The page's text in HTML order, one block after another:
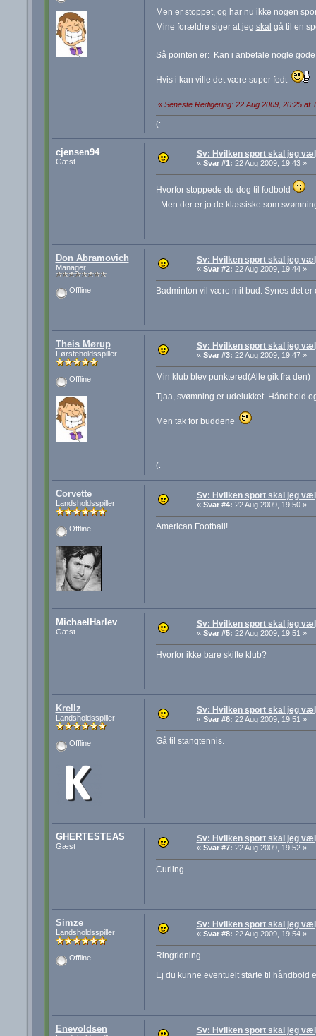
Men er stoppet, og har nu ikke nogen
Mine forældre siger at jeg skal gå til en
Så pointen er: Kan i anbefale nogle
Hvis i kan ville det være super fedt
« Seneste Redigering: 22 Aug 2009, 20:25 af
(:
cjensen94
Gæst
Sv: Hvilken sport skal jeg
« Svar #1: 22 Aug 2009, 19:43 »
Hvorfor stoppede du dog til fodbold
- Men der er jo de klassiske som
Don Abramovich
Manager
Offline
Sv: Hvilken sport skal jeg
« Svar #2: 22 Aug 2009, 19:44 »
Badminton vil være mit bud. Synes det er
Theis Mørup
Førsteholdsspiller
Offline
Sv: Hvilken sport skal jeg
« Svar #3: 22 Aug 2009, 19:47 »
Min klub blev punktered(Alle gik fra den)
Tjaa, svømning er udelukket. Håndbold
Men tak for buddene
(:
Corvette
Landsholdsspiller
Offline
Sv: Hvilken sport skal jeg
« Svar #4: 22 Aug 2009, 19:50 »
American Football!
MichaelHarlev
Gæst
Sv: Hvilken sport skal jeg
« Svar #5: 22 Aug 2009, 19:51 »
Hvorfor ikke bare skifte klub?
Krellz
Landsholdsspiller
Offline
Sv: Hvilken sport skal jeg
« Svar #6: 22 Aug 2009, 19:51 »
Gå til stangtennis.
GHERTESTEAS
Gæst
Sv: Hvilken sport skal jeg
« Svar #7: 22 Aug 2009, 19:52 »
Curling
Simze
Landsholdsspiller
Offline
Sv: Hvilken sport skal jeg
« Svar #8: 22 Aug 2009, 19:54 »
Ringridning
Ej du kunne eventuelt starte til håndbold
Enevoldsen Sv: Hvilken sport skal jeg